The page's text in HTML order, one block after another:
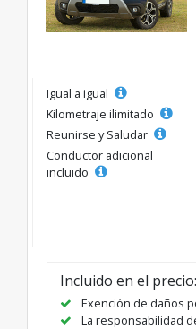
Igual a igual
Kilometraje ilimitado
Reunirse y Saludar
Conductor adicional
incluido
Incluido en el precio:
Exención de daños
La responsabilidad